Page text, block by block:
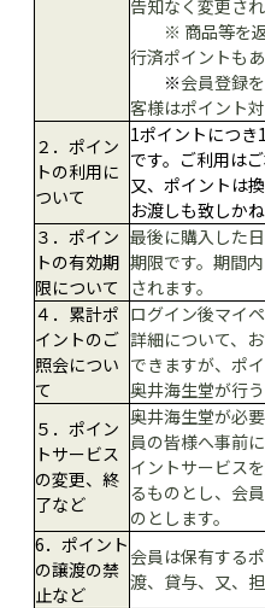
告知なく変更さ
※ 商品等を返
行済ポイントも
※会員登録
客様はポイント
２．ポイン
トの利用に
ついて
1ポイントにつ
です。ご利用は
又、ポイントは
お渡しも致しかね
３．ポイン
トの有効期
限について
最後に購入した
期限です。期間
されます。
４．累計ポ
イントのご
照会につい
て
ログイン後マイ
詳細について、
できますが、ポ
奥井海生堂が行
５．ポイン
トサービス
の変更、終
了など
奥井海生堂が必
員の皆様へ事前
イントサービス
るものとし、会
のとします。
6．ポイント
の譲渡の禁
止など
会員は保有する
渡、貸与、又、